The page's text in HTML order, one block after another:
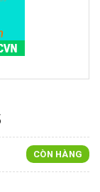
CÒN HÀNG